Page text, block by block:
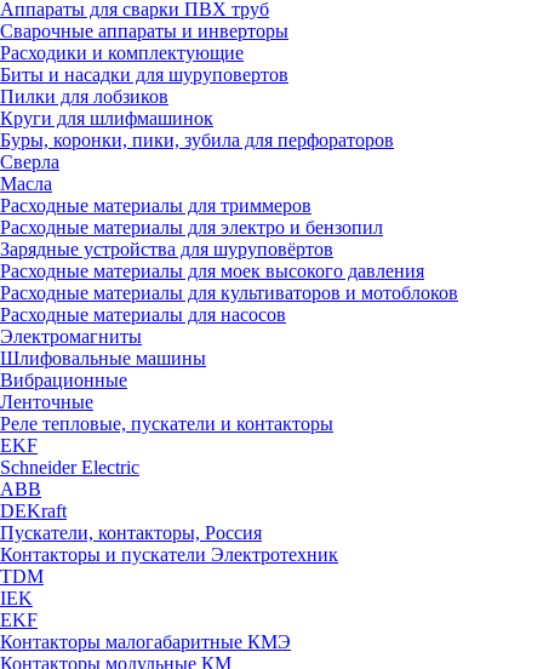
Аппараты для сварки ПВХ труб
Сварочные аппараты и инверторы
Расходики и комплектующие
Биты и насадки для шуруповертов
Пилки для лобзиков
Круги для шлифмашинок
Буры, коронки, пики, зубила для перфораторов
Сверла
Масла
Расходные материалы для триммеров
Расходные материалы для электро и бензопил
Зарядные устройства для шуруповёртов
Расходные материалы для моек высокого давления
Расходные материалы для культиваторов и мотоблоков
Расходные материалы для насосов
Электромагниты
Шлифовальные машины
Вибрационные
Ленточные
Реле тепловые, пускатели и контакторы
EKF
Schneider Electric
ABB
DEKraft
Пускатели, контакторы, Россия
Контакторы и пускатели Электротехник
TDM
IEK
EKF
Контакторы малогабаритные КМЭ
Контакторы модульные КМ